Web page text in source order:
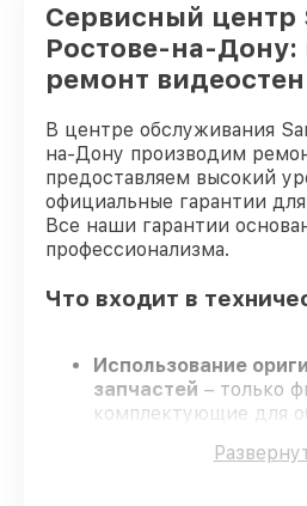
Сервисный центр
Ростове-на-Дону:
ремонт видеостен
В центре обслуживания
на-Дону производим
предоставляем высокий
официальные гарантии
Все наши гарантии
профессионализма.
Что входит в
Использование
запчастей – только
комплектующие для
Квалифицированные